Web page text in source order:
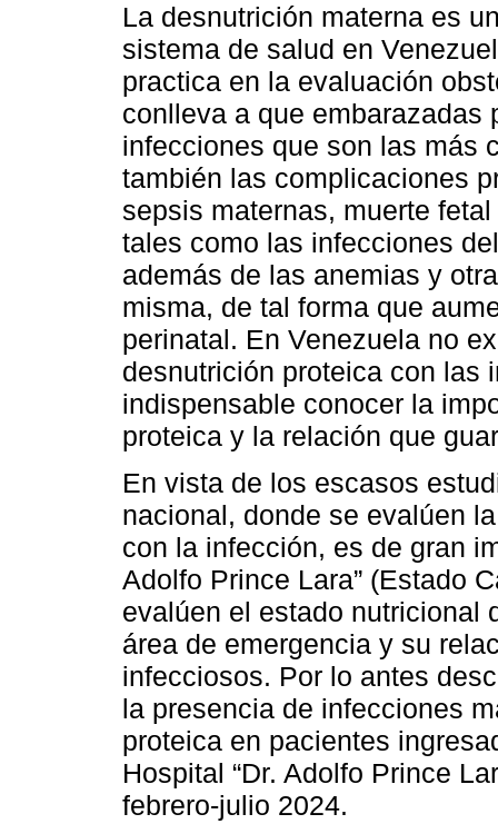
La desnutrición materna es
sistema de salud en
practica en la evaluación
conlleva a que embarazadas
infecciones que son las más
también las complicaciones
sepsis maternas, muerte
tales como las infecciones
además de las anemias y
misma, de tal forma que
perinatal. En Venezuela no
desnutrición proteica con las
indispensable conocer la
proteica y la relación que
En vista de los escasos
nacional, donde se evalúen
con la infección, es de gran
Adolfo Prince Lara” (Estado
evalúen el estado nutricional
área de emergencia y su
infecciosos. Por lo antes
la presencia de infecciones
proteica en pacientes
Hospital “Dr. Adolfo Prince
febrero-julio 2024.